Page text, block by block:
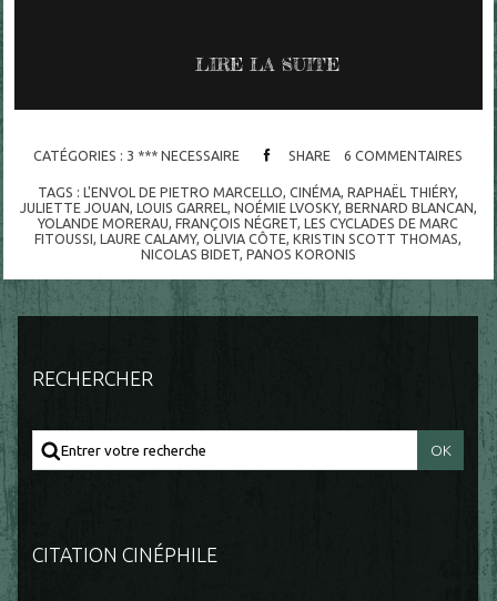
LIRE LA SUITE
CATÉGORIES : 3 *** NECESSAIRE SHARE 6 COMMENTAIRES
TAGS :L'ENVOL DE PIETRO MARCELLO,CINÉMA,RAPHAËL THIÉRY,
JULIETTE JOUAN, LOUIS GARREL , NOÉMIE LVOSKY, BERNARD BLANCAN,
YOLANDE MORERAU,FRANÇOIS NÉGRET,LES CYCLADES DE MARC
FITOUSSI,LAURE CALAMY,OLIVIA CÔTE,KRISTIN SCOTT THOMAS,
NICOLAS BIDET, PANOS KORONIS
RECHERCHER
CITATION CINÉPHILE